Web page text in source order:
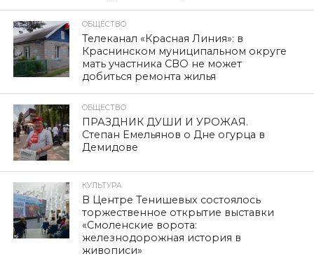
ОБЩЕСТВО
Телеканал «Красная Линия»: в
Краснинском муниципальном округе
мать участника СВО не может
добиться ремонта жилья
ОБЩЕСТВО
ПРАЗДНИК ДУШИ И УРОЖАЯ.
Степан Емельянов о Дне огурца в
Демидове
КУЛЬТУРА
В Центре Тенишевых состоялось
торжественное открытие выставки
«Смоленские ворота:
железнодорожная история в
живописи»